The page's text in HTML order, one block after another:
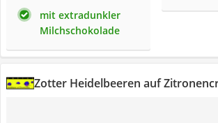
mit extradunkler
Milchschokolade
Zotter Heidelbeeren auf